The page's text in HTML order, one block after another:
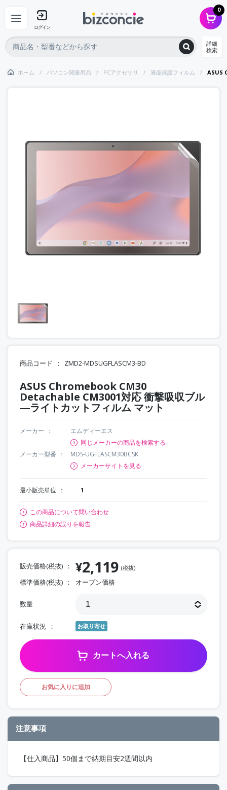
ログイン
0
詳細
検索
ホーム パソコン関連用品 PCアクセサリ 液晶保護フィルム ASUS
商品コード ZMD2-MDSUGFLASCM3-BD
ASUS Chromebook CM30
Detachable CM3001対応 衝撃吸収ブル
―ライトカットフィルム マット
メーカー
エムディーエス
同じメーカーの商品を検索する
メーカー型番
MDS-UGFLASCM30BCSK
メーカーサイトを見る
最小販売単位 1
この商品について問い合わせ
商品詳細の誤りを報告
販売価格(税抜) ¥2,119 (税抜)
標準価格(税抜) オープン価格
数量
在庫状況 お取り寄せ
カートへ入れる
お気に入りに追加
注意事項
【仕入商品】50個まで納期目安2週間以内